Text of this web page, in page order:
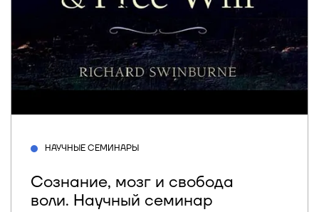
НАУЧНЫЕ СЕМИНАРЫ
Сознание, мозг и свобода
воли. Научный семинар